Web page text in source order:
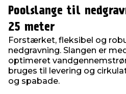
Poolslange til
25 meter
Forstærket, fleksibel og
nedgravning. Slangen er
optimeret
bruges til levering og
og spabade.